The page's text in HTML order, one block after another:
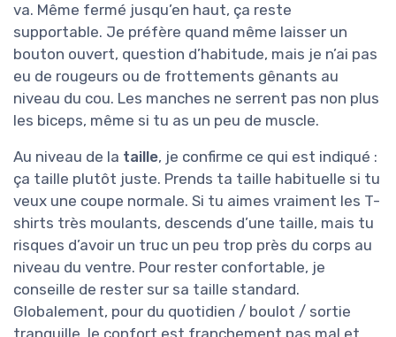
va. Même fermé jusqu’en haut, ça reste
supportable. Je préfère quand même laisser un
bouton ouvert, question d’habitude, mais je n’ai pas
eu de rougeurs ou de frottements gênants au
niveau du cou. Les manches ne serrent pas non plus
les biceps, même si tu as un peu de muscle.
Au niveau de la taille, je confirme ce qui est indiqué :
ça taille plutôt juste. Prends ta taille habituelle si tu
veux une coupe normale. Si tu aimes vraiment les T-
shirts très moulants, descends d’une taille, mais tu
risques d’avoir un truc un peu trop près du corps au
niveau du ventre. Pour rester confortable, je
conseille de rester sur sa taille standard.
Globalement, pour du quotidien / boulot / sortie